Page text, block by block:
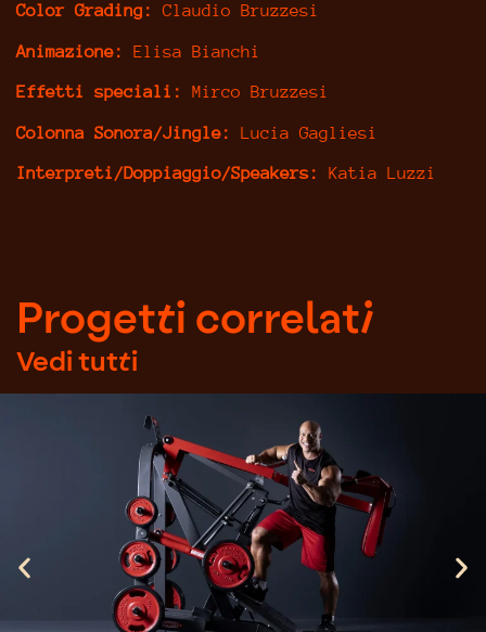
Color Grading: Claudio Bruzzesi
Animazione: Elisa Bianchi
Effetti speciali: Mirco Bruzzesi
Colonna Sonora/Jingle: Lucia Gagliesi
Interpreti/Doppiaggio/Speakers: Katia Luzzi
Progetti correlati
Vedi tutti